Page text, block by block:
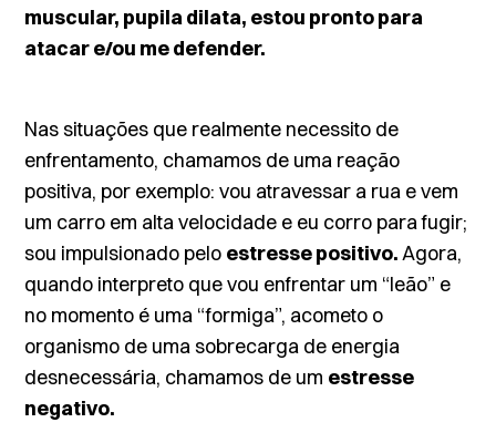
muscular, pupila dilata, estou pronto para
atacar e/ou me defender.
Nas situações que realmente necessito de
enfrentamento, chamamos de uma reação
positiva, por exemplo: vou atravessar a rua e vem
um carro em alta velocidade e eu corro para fugir;
sou impulsionado pelo estresse positivo.Agora,
quando interpreto que vou enfrentar um “leão” e
no momento é uma “formiga”, acometo o
organismo de uma sobrecarga de energia
desnecessária, chamamos de um estresse
negativo.